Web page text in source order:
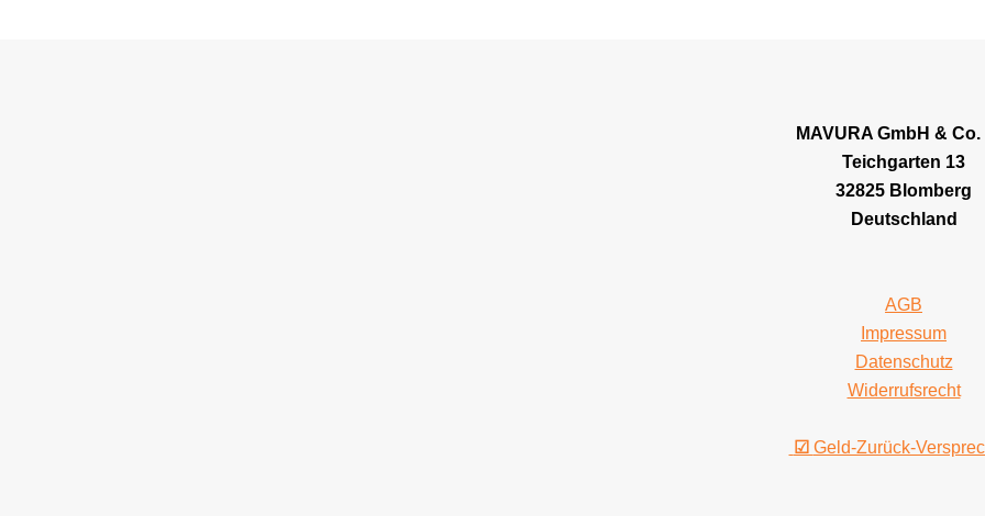
MAVURA GmbH & Co.
Teichgarten 13
32825 Blomberg
Deutschland
AGB
Impressum
Datenschutz
Widerrufsrecht
☑ Geld-Zurück-